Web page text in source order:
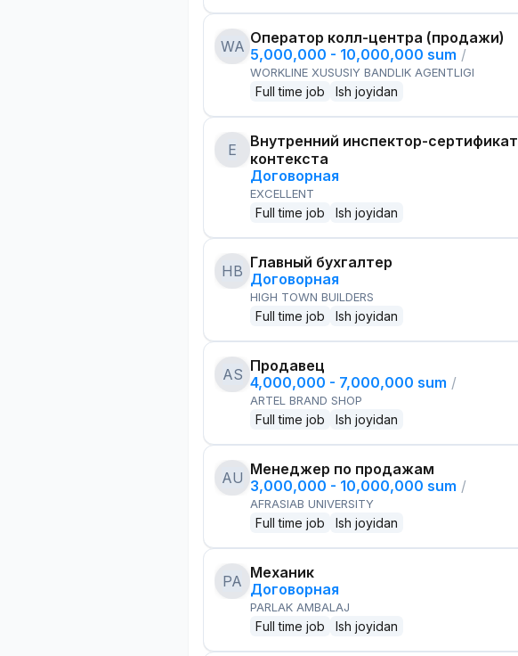
WA Оператор колл-центра (продажи)
5,000,000 - 10,000,000 sum /
WORKLINE XUSUSIY BANDLIK AGENTLIGI
Full time job Ish joyidan
E
Внутренний инспектор-сертификат
контекста
Договорная
EXCELLENT
Full time job Ish joyidan
HB Главный бухгалтер
Договорная
HIGH TOWN BUILDERS
Full time job Ish joyidan
AS Продавец
4,000,000 - 7,000,000 sum /
ARTEL BRAND SHOP
Full time job Ish joyidan
AU Менеджер по продажам
3,000,000 - 10,000,000 sum /
AFRASIAB UNIVERSITY
Full time job Ish joyidan
PA Механик
Договорная
PARLAK AMBALAJ
Full time job Ish joyidan